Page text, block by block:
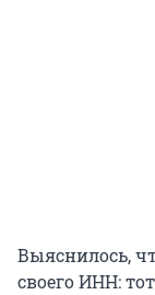
Выяснилось,
своего ИНН: